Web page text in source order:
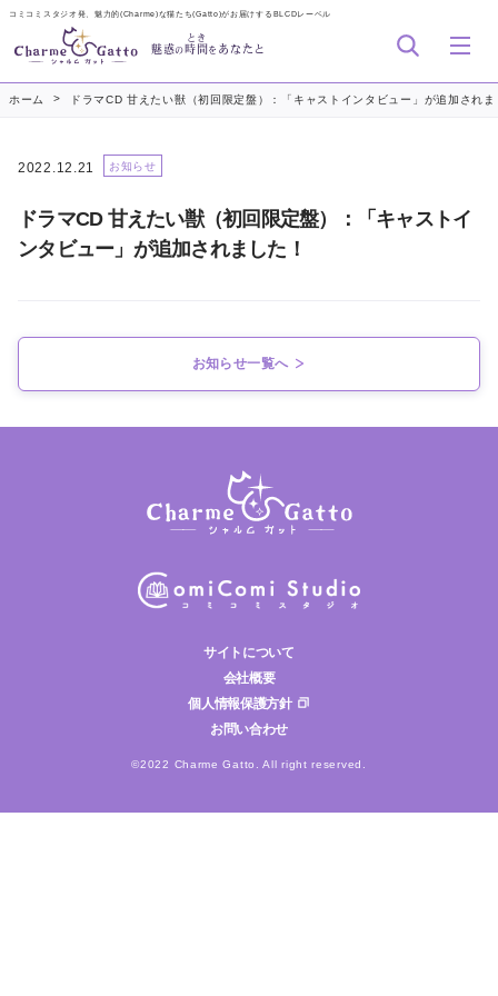
コミコミスタジオ発、魅力的(Charme)な猫たち(Gatto)がお届けするBLCDレーベル
魅惑の 時間
とき
を あなたと
ホーム > ドラマCD 甘えたい獣（初回限定盤）：「キャストインタビュー」が追加されま
2022.12.21 お知らせ
ドラマCD 甘えたい獣（初回限定盤）：「キャストイ
ンタビュー」が追加されました！
お知らせ一覧へ
サイトについて
会社概要
個人情報保護方針
お問い合わせ
©2022 Charme Gatto. All right reserved.